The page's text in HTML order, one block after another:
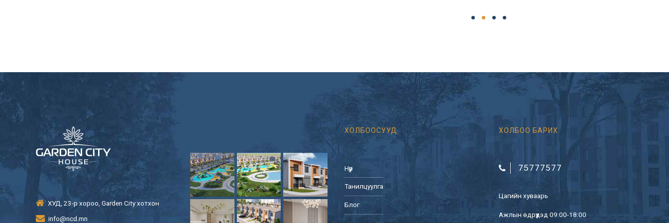
ХУД, 23-р хороо, Garden City хотхон
info@ncd.mn
ХОЛБООСУУД
Нүүр
Танилцуулга
Блог
ХОЛБОО БАРИХ
75777577
Цагийн хуваарь
Ажлын өдрүүдэд 09:00-18:00